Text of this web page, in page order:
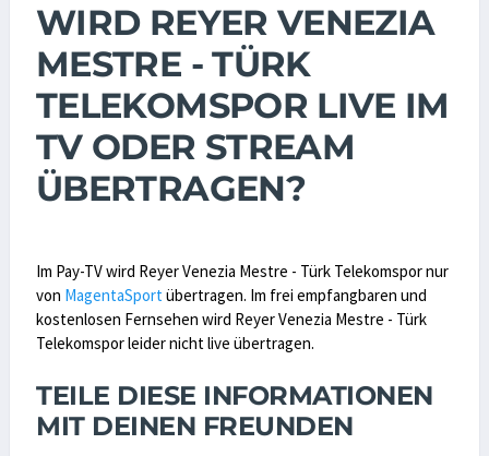
WIRD REYER VENEZIA
MESTRE - TÜRK
TELEKOMSPOR LIVE IM
TV ODER STREAM
ÜBERTRAGEN?
Im Pay-TV wird Reyer Venezia Mestre - Türk Telekomspor nur
von MagentaSportübertragen. Im frei empfangbaren und
kostenlosen Fernsehen wird Reyer Venezia Mestre - Türk
Telekomspor leider nicht live übertragen.
TEILE DIESE INFORMATIONEN
MIT DEINEN FREUNDEN